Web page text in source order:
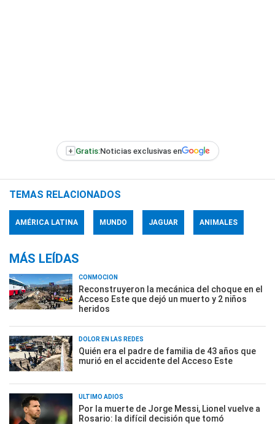
+ Gratis:Noticias exclusivas en
TEMAS RELACIONADOS
AMÉRICA LATINA MUNDO JAGUAR ANIMALES
MÁS LEÍDAS
CONMOCIÓN
Reconstruyeron la mecánica del choque en el
Acceso Este que dejó un muerto y 2 niños
heridos
DOLOR EN LAS REDES
Quién era el padre de familia de 43 años que
murió en el accidente del Acceso Este
ÚLTIMO ADIÓS
Por la muerte de Jorge Messi, Lionel vuelve a
Rosario: la difícil decisión que tomó